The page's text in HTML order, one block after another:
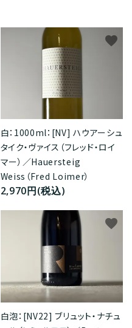
白：1000ml：[NV] ハウアーシュ
タイク・ヴァイス（フレッド・ロイ
マー）／Hauersteig
Weiss（Fred Loimer）
2,970円(税込)
favorite
白泡：[NV22] ブリュット・ナチュ
favorite